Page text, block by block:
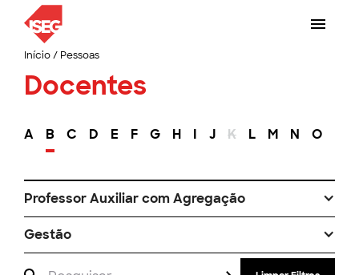
Início/ Pessoas
Docentes
A B C D E F G H I J K L M N O
Professor Auxiliar com Agregação
Gestão